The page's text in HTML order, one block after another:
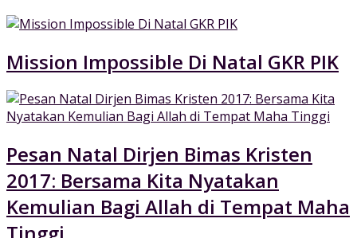
Mission Impossible Di Natal GKR PIK
Pesan Natal Dirjen Bimas Kristen
2017: Bersama Kita Nyatakan
Kemulian Bagi Allah di Tempat Maha